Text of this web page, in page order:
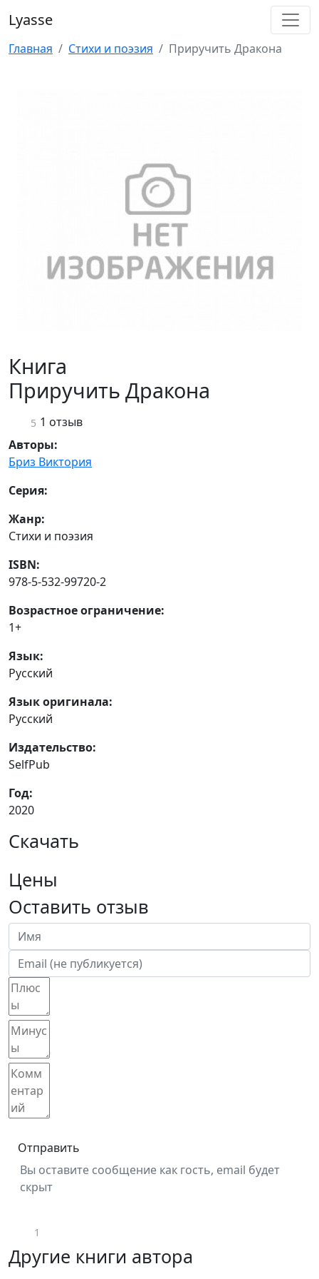
Lyasse
Главная Стихи и поэзия Приручить Дракона
Книга
Приручить Дракона
5 1 отзыв
Авторы:
Бриз Виктория
Серия:
Жанр:
Стихи и поэзия
ISBN:
978-5-532-99720-2
Возрастное ограничение:
1+
Язык:
Русский
Язык оригинала:
Русский
Издательство:
SelfPub
Год:
2020
Скачать
Цены
Оставить отзыв
Отправить
Вы оставите сообщение как гость, email будет
скрыт
1
Другие книги автора